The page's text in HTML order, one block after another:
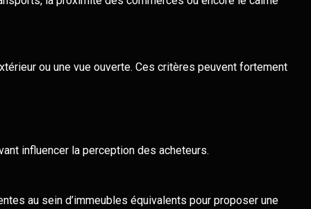
ou une vue ouverte. Ces critères peuvent fortement
influencer la perception des acheteurs.
au sein d’immeubles équivalents pour proposer une